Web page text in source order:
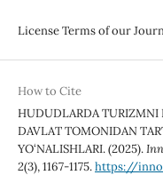
License Terms of our
How to Cite
HUDUDLARDA TURIZMNI
DAVLAT TOMONIDAN
YO‘NALISHLARI. (2025).
2(3), 1167-1175.https://